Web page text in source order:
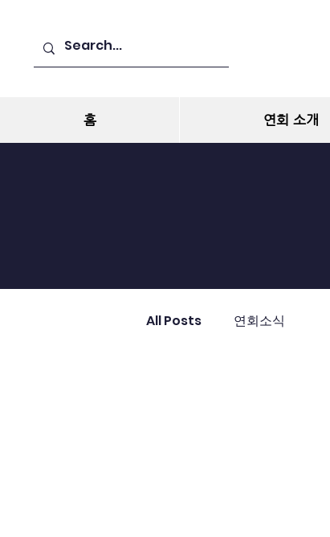
홈 연회 소개
All Posts 연회소식